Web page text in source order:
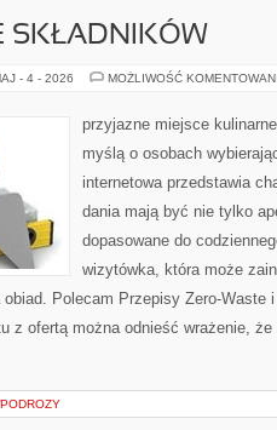
SKŁADNIKÓW
- 4 - 2026 MOŻLIWOŚĆ
przyjazne miejsce
myślą o osobach
internetowa przedstawia
dania mają być nie tylko
dopasowane do
wizytówka, która może
Polecam Przepisy Zero-Waste
z ofertą można odnieść wrażenie,